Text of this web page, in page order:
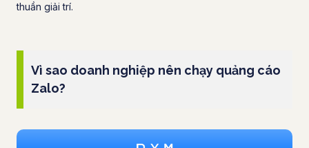
thuần giải trí.
Vì sao doanh nghiệp nên chạy quảng cáo
Zalo?